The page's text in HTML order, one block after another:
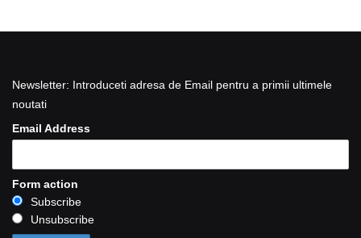
Newsletter: Introduceti adresa de Email pentru a primii ultimele
noutati
Email Address
Form action
Subscribe
Unsubscribe